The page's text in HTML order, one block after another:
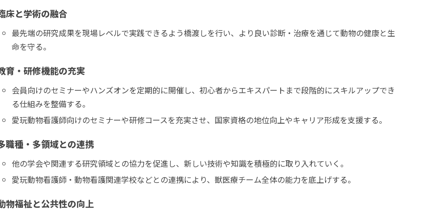
床と学術の融合
最先端の研究成果を現場レベルで実践できるよう橋渡しを行い、より良い診断・治療を通じて動物の健康と生
命を守る。
育・研修機能の充実
会員向けのセミナーやハンズオンを定期的に開催し、初心者からエキスパートまで段階的にスキルアップでき
る仕組みを整備する。
愛玩動物看護師向けのセミナーや研修コースを充実させ、国家資格の地位向上やキャリア形成を支援する。
職種・多領域との連携
他の学会や関連する研究領域との協力を促進し、新しい技術や知識を積極的に取り入れていく。
愛玩動物看護師・動物看護関連学校などとの連携により、獣医療チーム全体の能力を底上げする。
物福祉と公共性の向上